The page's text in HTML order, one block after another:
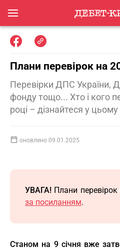
Плани перевірок на
Перевірки ДПС України,
фонду тощо... Хто і кого
році – дізнайтеся у
оновлено 09.01.2025
УВАГА! Плани перевірок
за посиланням.
Станом на 9 січня вже